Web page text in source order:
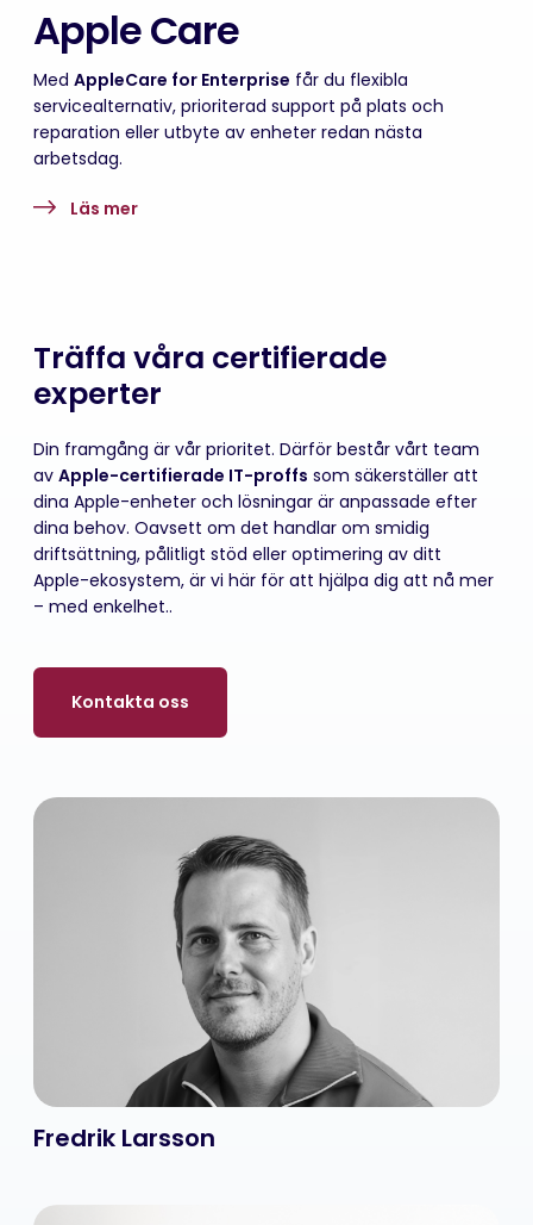
Apple Care
Med AppleCare for Enterprise får du flexibla
servicealternativ, prioriterad support på plats och
reparation eller utbyte av enheter redan nästa
arbetsdag.
Läs mer
Träffa våra certifierade
experter
Din framgång är vår prioritet. Därför består vårt team
av Apple-certifierade IT-proffs som säkerställer att
dina Apple-enheter och lösningar är anpassade efter
dina behov. Oavsett om det handlar om smidig
driftsättning, pålitligt stöd eller optimering av ditt
Apple-ekosystem, är vi här för att hjälpa dig att nå mer
– med enkelhet..
Kontakta oss
Fredrik Larsson